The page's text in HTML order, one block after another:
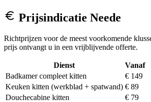
Prijsindicatie Neede
Richtprijzen voor de meest voorkomende
prijs ontvangt u in een vrijblijvende offerte.
Dienst
Vanaf
Badkamer compleet kitten
€ 149
Keuken kitten (werkblad + spatwand) € 89
Douchecabine kitten
€ 79